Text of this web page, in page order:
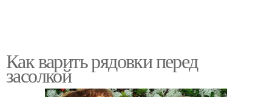
Как варить рядовки перед
засолкой